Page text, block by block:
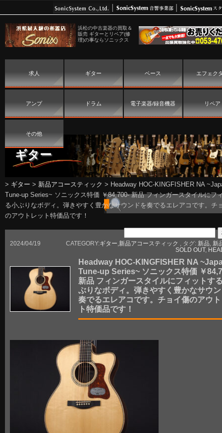
浜松の中古楽器の買取＆
販売 ギターとリペア(修
理)の事ならソニックス
求人 ギター ベース エフェク
アンプ ドラム 電子楽器/録音機器 リペア
その他
ギター
> ギター > 新品アコースティック > Headway HOC-KINGFISHER NA
Tune-up Series~ ソニックス特価 ￥84,700- 新品 フィンガースタイルにフ
る小ぶりなボディ。弾きやすく豊かなサウンドを奏でるエレアコです。チ
のアウトレット特価品です！
2024/04/19 CATEGORY:ギター 新品アコースティック , タグ: 新品
新
SOLD OUT,
Headway HOC-KINGFISHER NA
Tune-up Series~ ソニックス特価 ￥
新品 フィンガースタイルにフィットす
ぶりなボディ。弾きやすく豊かなサウ
奏でるエレアコです。チョイ傷のアウ
ト特価品です！